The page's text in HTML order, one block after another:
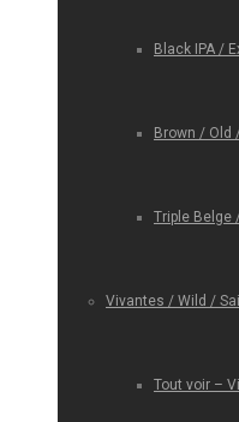
Black IPA /
Brown / Old
Triple Belge
Vivantes / Wild /
Tout voir –